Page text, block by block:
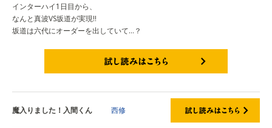
インターハイ1日目から、
なんと真波VS坂道が実現!!
坂道は六代にオーダーを出していて…？
魔入りました！入間くん 西修